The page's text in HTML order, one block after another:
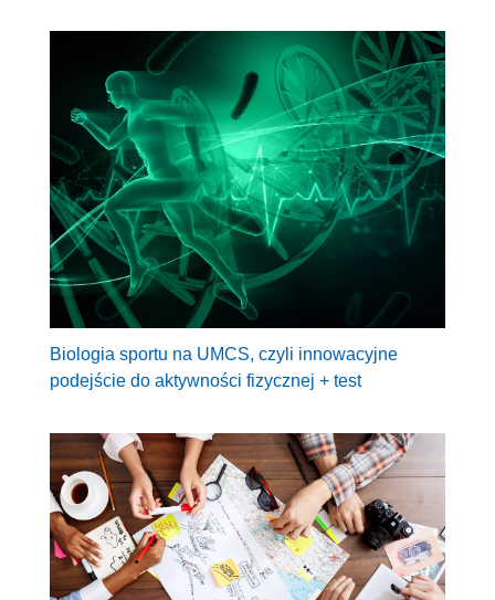
Biologia sportu na UMCS, czyli innowacyjne
podejście do aktywności fizycznej + test